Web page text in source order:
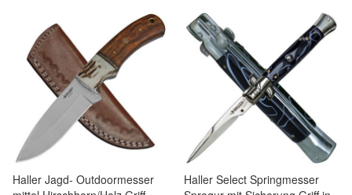
Haller Jagd- Outdoormesser
Haller Select Springmesser